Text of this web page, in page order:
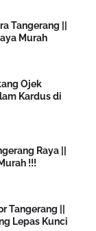
Tangerang ||
Murah
Ojek
Kardus di
Raya ||
!!!
Tangerang ||
Lepas Kunci